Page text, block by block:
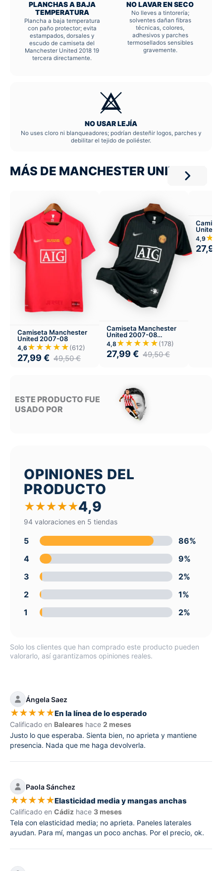
PLANCHAS A BAJA
TEMPERATURA
Plancha a baja temperatura
con paño protector; evita
estampados, dorsales y
escudo de camiseta del
Manchester United 2018 19
tercera directamente.
NO LAVAR EN SECO
No lleves a tintorería;
solventes dañan fibras
técnicas, colores,
adhesivos y parches
termosellados sensibles
gravemente.
NO USAR LEJÍA
No uses cloro ni blanqueadores; podrían desteñir logos, parches y
debilitar el tejido de poliéster.
MÁS DE MANCHESTER UNITED
Camiseta Manchester
United 2007-08
4,6 ★★★★★(612)
27,99 € 49,50€
Camiseta Manchester
United 2007-08
Visitante
4,8 ★★★★★(178)
27,99 € 49,50€
United
4,9
27,99
ESTE PRODUCTO FUE
USADO POR
OPINIONES DEL
PRODUCTO
★★★★★4,9
94 valoraciones en 5 tiendas
5
86%
4
9%
3
2%
2
1%
1
2%
Solo los clientes que han comprado este producto pueden
valorarlo, así garantizamos opiniones reales.
Ángela Saez
★★★★★En la línea de lo esperado
Calificado en Baleares hace 2 meses
Justo lo que esperaba. Sienta bien, no aprieta y mantiene
presencia. Nada que me haga devolverla.
Paola Sánchez
★★★★★Elasticidad media y mangas anchas
Calificado en Cádiz hace 3 meses
Tela con elasticidad media; no aprieta. Paneles laterales
ayudan. Para mí, mangas un poco anchas. Por el precio, ok.